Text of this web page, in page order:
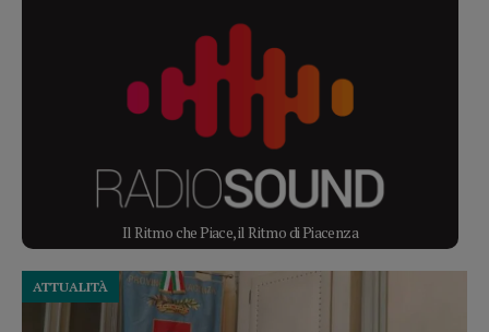
Il Ritmo che Piace, il Ritmo di Piacenza
ATTUALITÀ